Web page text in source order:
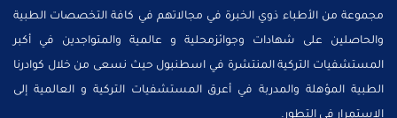
مجموعة من الأطباء ذوي الخبرة في مجالاتهم في كافة التخصصات الطبية
والحاصلين على شهادات وجوائزمحلية و عالمية والمتواجدين في أكبر
المستشفيات التركية المنتشرة في اسطنبول حيث نسعى من خلال كوادرنا
الطبية المؤهلة والمدربة في أعرق المستشفيات التركية و العالمية إلى